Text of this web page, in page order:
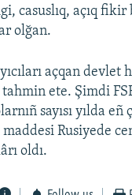
casuslıq, açıq
olğan.
açqan
ete. Şimdi
sayısı yılda
Rusiyede
oldı.